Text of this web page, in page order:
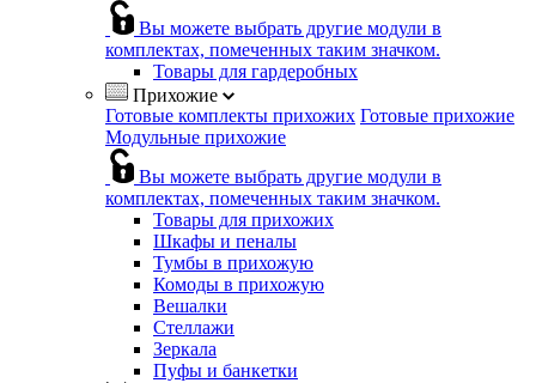
Вы можете выбрать другие модули в
комплектах, помеченных таким значком.
Товары для гардеробных
Прихожие
Готовые комплекты прихожих Готовые прихожие
Модульные прихожие
Вы можете выбрать другие модули в
комплектах, помеченных таким значком.
Товары для прихожих
Шкафы и пеналы
Тумбы в прихожую
Комоды в прихожую
Вешалки
Стеллажи
Зеркала
Пуфы и банкетки